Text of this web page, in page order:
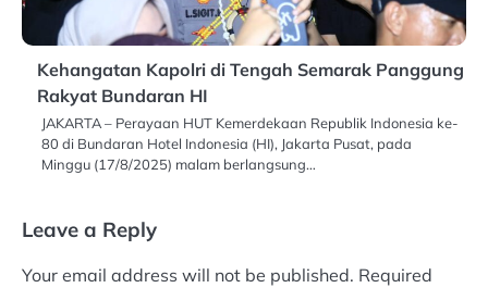
Kehangatan Kapolri di Tengah Semarak Panggung
Rakyat Bundaran HI
JAKARTA – Perayaan HUT Kemerdekaan Republik Indonesia ke-
80 di Bundaran Hotel Indonesia (HI), Jakarta Pusat, pada
Minggu (17/8/2025) malam berlangsung…
Leave a Reply
Your email address will not be published. Required